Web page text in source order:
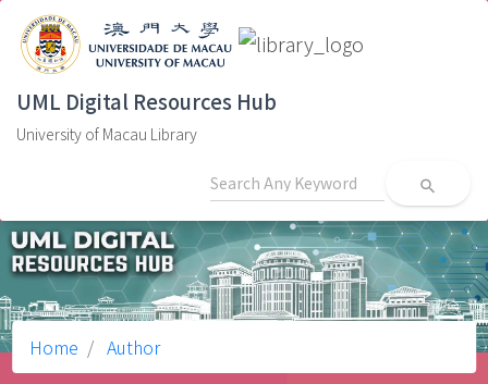
UML Digital Resources Hub
University of Macau Library
search
Home Author